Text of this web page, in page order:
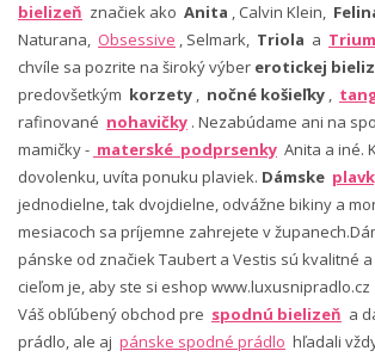
bielizeň značiek ako Anita , Calvin Klein,
Naturana, Obsessive , Selmark, Triola a
chvíle sa pozrite na široký výber erotickej
predovšetkým korzety , nočné košieľky ,
rafinované nohavičky . Nezabúdame ani na
mamičky - materské podprsenky Anita a iné.
dovolenku, uvíta ponuku plaviek. Dámske
jednodielne, tak dvojdielne, odvážne bikiny a
mesiacoch sa príjemne zahrejete v
pánske od značiek Taubert a Vestis sú kvalitné
cieľom je, aby ste si eshop
Váš obľúbený obchod pre spodnú bielizeň a
prádlo, ale aj pánske spodné prádlo hľadali